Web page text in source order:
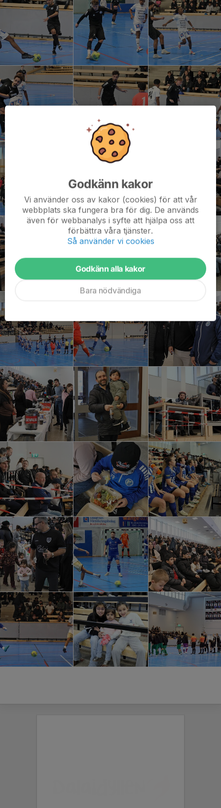
Godkänn kakor
Vi använder oss av kakor (cookies) för att vår
webbplats ska fungera bra för dig. De används
även för webbanalys i syfte att hjälpa oss att
förbättra våra tjänster.
Så använder vi cookies
Godkänn alla kakor
Bara nödvändiga